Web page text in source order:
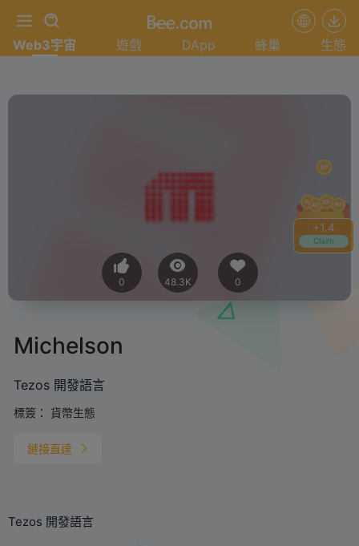
+1.4
Claim
Web3宇宙 遊戲 DApp 蜂巢 生態
0 48.3K 0
Michelson
Tezos 開發語言
標簽： 貨幣生態
鏈接直達
Tezos 開發語言